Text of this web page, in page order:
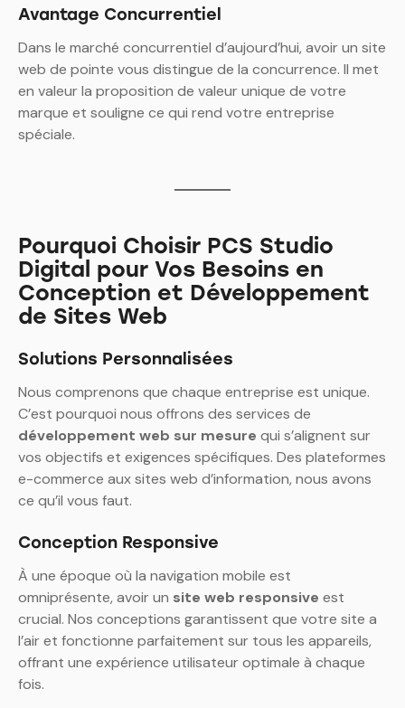
Avantage Concurrentiel
Dans le marché concurrentiel d’aujourd’hui, avoir un site
web de pointe vous distingue de la concurrence. Il met
en valeur la proposition de valeur unique de votre
marque et souligne ce qui rend votre entreprise
spéciale.
Pourquoi Choisir PCS Studio
Digital pour Vos Besoins en
Conception et Développement
de Sites Web
Solutions Personnalisées
Nous comprenons que chaque entreprise est unique.
C’est pourquoi nous offrons des services de
développement web sur mesure qui s’alignent sur
vos objectifs et exigences spécifiques. Des plateformes
e-commerce aux sites web d’information, nous avons
ce qu’il vous faut.
Conception Responsive
À une époque où la navigation mobile est
omniprésente, avoir un site web responsive est
crucial. Nos conceptions garantissent que votre site a
l’air et fonctionne parfaitement sur tous les appareils,
offrant une expérience utilisateur optimale à chaque
fois.